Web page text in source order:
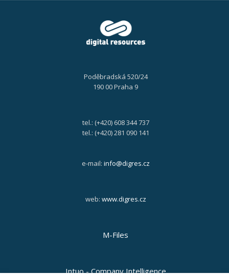
Poděbradská 520/24
190 00 Praha 9
tel.: (+420) 608 344 737
tel.: (+420) 281 090 141
e-mail: info@digres.cz
web: www.digres.cz
M-Files
Intuo - Company Intelligence